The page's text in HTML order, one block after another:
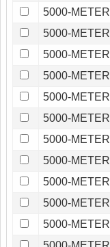
5000-METER
5000-METER
5000-METER
5000-METER
5000-METER
5000-METER
5000-METER
5000-METER
5000-METER
5000-METER
5000-METER